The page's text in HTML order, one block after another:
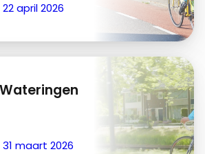
april 2026
maart 2026